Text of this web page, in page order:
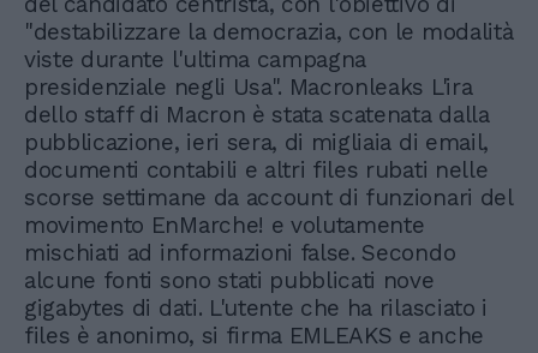
"destabilizzare la democrazia, con le modalità
viste durante l'ultima campagna
presidenziale negli Usa". Macronleaks L'ira
dello staff di Macron è stata scatenata dalla
pubblicazione, ieri sera, di migliaia di email,
documenti contabili e altri files rubati nelle
scorse settimane da account di funzionari del
movimento EnMarche! e volutamente
mischiati ad informazioni false. Secondo
alcune fonti sono stati pubblicati nove
gigabytes di dati. L'utente che ha rilasciato i
files è anonimo, si firma EMLEAKS e anche